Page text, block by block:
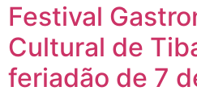
Festival
Cultural de
feriadão de 7